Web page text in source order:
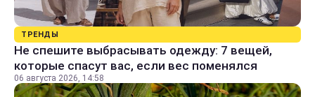
ТРЕНДЫ
Не спешите выбрасывать одежду: 7 вещей,
которые спасут вас, если вес поменялся
06 августа 2026, 14:58